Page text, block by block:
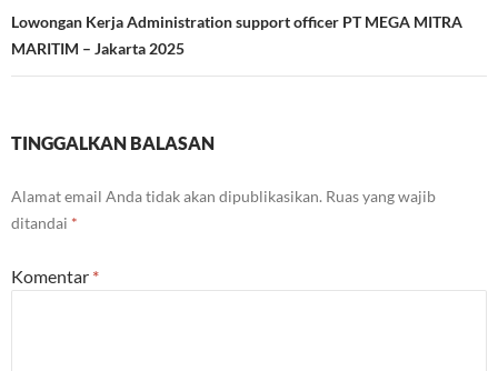
Lowongan Kerja Administration support officer PT MEGA MITRA
MARITIM – Jakarta 2025
TINGGALKAN BALASAN
Alamat email Anda tidak akan dipublikasikan. Ruas yang wajib
ditandai *
Komentar *